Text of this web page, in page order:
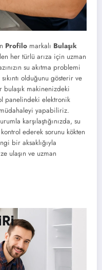
Profilo markalı Bulaşık
her türlü arıza için uzman
su akıtma problemi
olduğunu gösterir ve
makinenizdeki
panelindeki elektronik
yapabiliriz.
karşılaştığınızda, su
ederek sorunu kökten
bir aksaklığıyla
ulaşın ve uzman